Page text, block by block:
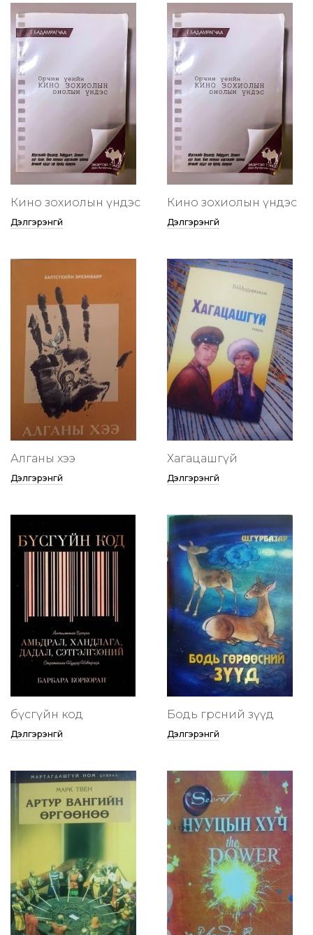
Кино зохиолын үндэс
Дэлгэрэнгүй
Кино зохиолын үндэс
Дэлгэрэнгүй
Алганы хээ
Дэлгэрэнгүй
Хагацашгүй
Дэлгэрэнгүй
бүсгүйн код
Дэлгэрэнгүй
Бодь гөрөөсний зүүд
Дэлгэрэнгүй